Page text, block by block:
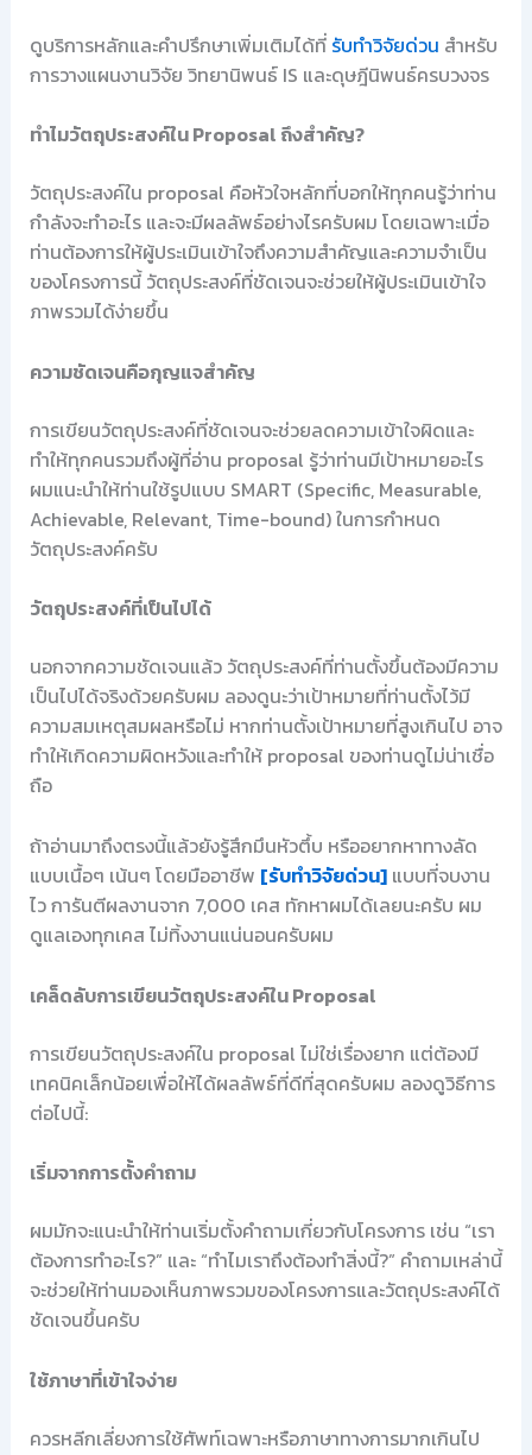
ดูบริการหลักและคำปรึกษาเพิ่มเติมได้ที่ รับทำวิจัยด่วน สำหรับ
การวางแผนงานวิจัย วิทยานิพนธ์ IS และดุษฎีนิพนธ์ครบวงจร
ทำไมวัตถุประสงค์ใน Proposal ถึงสำคัญ?
วัตถุประสงค์ใน proposal คือหัวใจหลักที่บอกให้ทุกคนรู้ว่าท่าน
กำลังจะทำอะไร และจะมีผลลัพธ์อย่างไรครับผม โดยเฉพาะเมื่อ
ท่านต้องการให้ผู้ประเมินเข้าใจถึงความสำคัญและความจำเป็น
ของโครงการนี้ วัตถุประสงค์ที่ชัดเจนจะช่วยให้ผู้ประเมินเข้าใจ
ภาพรวมได้ง่ายขึ้น
ความชัดเจนคือกุญแจสำคัญ
การเขียนวัตถุประสงค์ที่ชัดเจนจะช่วยลดความเข้าใจผิดและ
ทำให้ทุกคนรวมถึงผู้ที่อ่าน proposal รู้ว่าท่านมีเป้าหมายอะไร
ผมแนะนำให้ท่านใช้รูปแบบ SMART (Specific, Measurable,
Achievable, Relevant, Time-bound) ในการกำหนด
วัตถุประสงค์ครับ
วัตถุประสงค์ที่เป็นไปได้
นอกจากความชัดเจนแล้ว วัตถุประสงค์ที่ท่านตั้งขึ้นต้องมีความ
เป็นไปได้จริงด้วยครับผม ลองดูนะว่าเป้าหมายที่ท่านตั้งไว้มี
ความสมเหตุสมผลหรือไม่ หากท่านตั้งเป้าหมายที่สูงเกินไป อาจ
ทำให้เกิดความผิดหวังและทำให้ proposal ของท่านดูไม่น่าเชื่อ
ถือ
ถ้าอ่านมาถึงตรงนี้แล้วยังรู้สึกมึนหัวตึ้บ หรืออยากหาทางลัด
แบบเนื้อๆ เน้นๆ โดยมืออาชีพ [รับทำวิจัยด่วน]แบบที่จบงาน
ไว การันตีผลงานจาก 7,000 เคส ทักหาผมได้เลยนะครับ ผม
ดูแลเองทุกเคส ไม่ทิ้งงานแน่นอนครับผม
เคล็ดลับการเขียนวัตถุประสงค์ใน Proposal
การเขียนวัตถุประสงค์ใน proposal ไม่ใช่เรื่องยาก แต่ต้องมี
เทคนิคเล็กน้อยเพื่อให้ได้ผลลัพธ์ที่ดีที่สุดครับผม ลองดูวิธีการ
ต่อไปนี้:
เริ่มจากการตั้งคำถาม
ผมมักจะแนะนำให้ท่านเริ่มตั้งคำถามเกี่ยวกับโครงการ เช่น “เรา
ต้องการทำอะไร?” และ “ทำไมเราถึงต้องทำสิ่งนี้?” คำถามเหล่านี้
จะช่วยให้ท่านมองเห็นภาพรวมของโครงการและวัตถุประสงค์ได้
ชัดเจนขึ้นครับ
ใช้ภาษาที่เข้าใจง่าย
ควรหลีกเลี่ยงการใช้ศัพท์เฉพาะหรือภาษาทางการมากเกินไป